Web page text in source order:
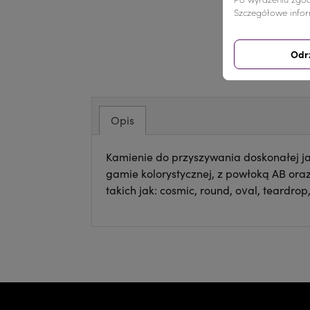
Opis
Kamienie do przyszywania doskonałej
gamie kolorystycznej, z powłoką AB
takich jak: cosmic, round, oval,
Szczegółowe